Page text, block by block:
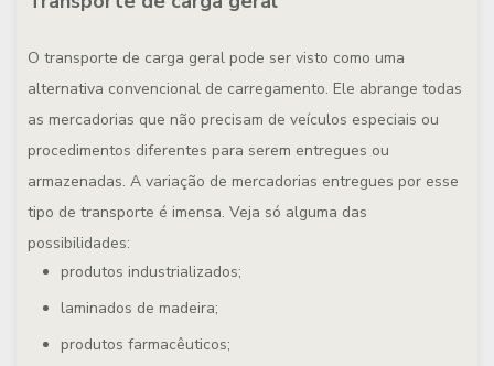
O transporte de carga geral pode ser visto como uma
alternativa convencional de carregamento. Ele abrange todas
as mercadorias que não precisam de veículos especiais ou
procedimentos diferentes para serem entregues ou
armazenadas. A variação de mercadorias entregues por esse
tipo de transporte é imensa. Veja só alguma das
possibilidades:
produtos industrializados;
laminados de madeira;
produtos farmacêuticos;